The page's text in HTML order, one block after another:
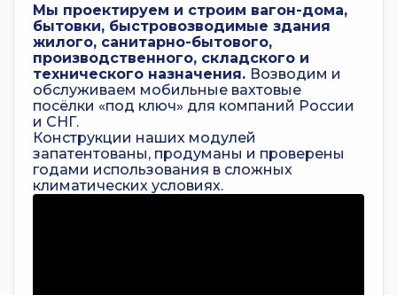
Мы проектируем и строим вагон-дома,
бытовки, быстровозводимые здания
жилого, санитарно-бытового,
производственного, складского и
технического назначения. Возводим и
обслуживаем мобильные вахтовые
посёлки «под ключ» для компаний России
и СНГ.
Конструкции наших модулей
запатентованы, продуманы и проверены
годами использования в сложных
климатических условиях.